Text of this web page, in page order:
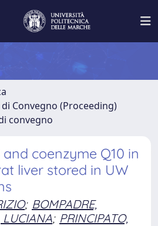
Convegno (Proceeding)
convegno
coenzyme Q10 in
liver stored in UW
; BOMPADRE,
LUCIANA; PRINCIPATO,